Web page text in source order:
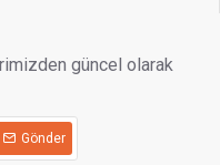
güncel olarak
Gönder